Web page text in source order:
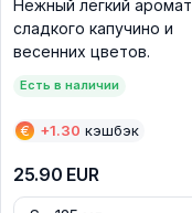
Нежный лёгкий аромат
сладкого капучино и
весенних цветов.
Есть в наличии
€ +1.30 кэшбэк
25.90 EUR